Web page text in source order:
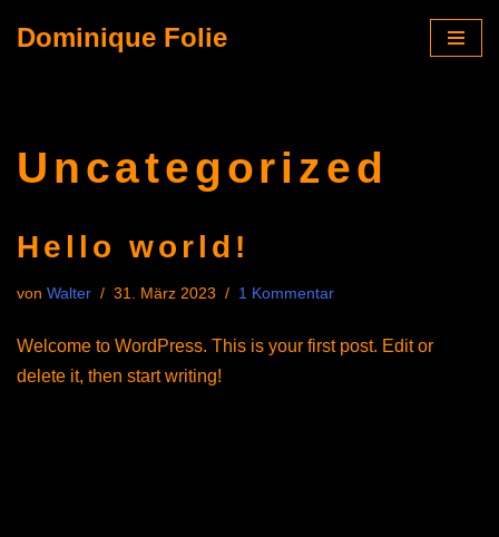
Dominique Folie
Uncategorized
Hello world!
von Walter 31. März 2023 1 Kommentar
Welcome to WordPress. This is your first post. Edit or
delete it, then start writing!